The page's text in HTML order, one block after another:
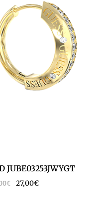
JUBE03253JWYGT
€ 27,00€